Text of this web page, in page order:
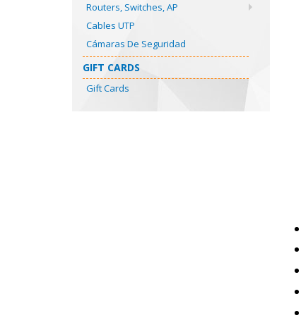
Routers, Switches, AP
Cables UTP
Cámaras De Seguridad
GIFT CARDS
Gift Cards